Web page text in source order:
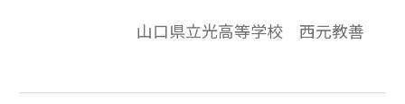
る。「わかる」ことや「できる」ことを一
し、なぜそうなのかという理由が納得でき
山口県立光高等学校 西元教善